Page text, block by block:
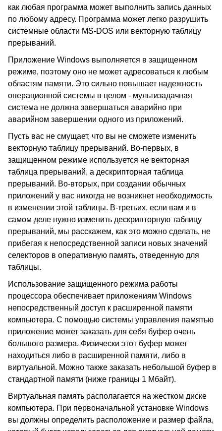
как любая программа может выполнить запись данных
по любому адресу. Программа может легко разрушить
системные области MS-DOS или векторную таблицу
прерываний.
Приложение Windows выполняется в защищенном
режиме, поэтому оно не может адресоваться к любым
областям памяти. Это сильно повышает надежность
операционной системы в целом - мультизадачная
система не должна завершаться аварийно при
аварийном завершении одного из приложений.
Пусть вас не смущает, что вы не сможете изменить
векторную таблицу прерываний. Во-первых, в
защищенном режиме используется не векторная
таблица прерываний, а дескрипторная таблица
прерываний. Во-вторых, при создании обычных
приложений у вас никогда не возникнет необходимость
в изменении этой таблицы. В-третьих, если вам и в
самом деле нужно изменить дескрипторную таблицу
прерываний, мы расскажем, как это можно сделать, не
прибегая к непосредственной записи новых значений
селекторов в оперативную память, отведенную для
таблицы.
Использование защищенного режима работы
процессора обеспечивает приложениям Windows
непосредственный доступ к расширенной памяти
компьютера. С помощью системы управления памятью
приложение может заказать для себя буфер очень
большого размера. Физически этот буфер может
находиться либо в расширенной памяти, либо в
виртуальной. Можно также заказать небольшой буфер в
стандартной памяти (ниже границы 1 Мбайт).
Виртуальная память располагается на жестком диске
компьютера. При первоначальной установке Windows
вы должны определить расположение и размер файла,